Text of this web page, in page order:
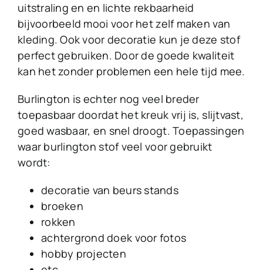
uitstraling en en lichte rekbaarheid
bijvoorbeeld mooi voor het zelf maken van
kleding. Ook voor decoratie kun je deze stof
perfect gebruiken. Door de goede kwaliteit
kan het zonder problemen een hele tijd mee.
Burlington is echter nog veel breder
toepasbaar doordat het kreuk vrij is, slijtvast,
goed wasbaar, en snel droogt. Toepassingen
waar burlington stof veel voor gebruikt
wordt:
decoratie van beurs stands
broeken
rokken
achtergrond doek voor fotos
hobby projecten